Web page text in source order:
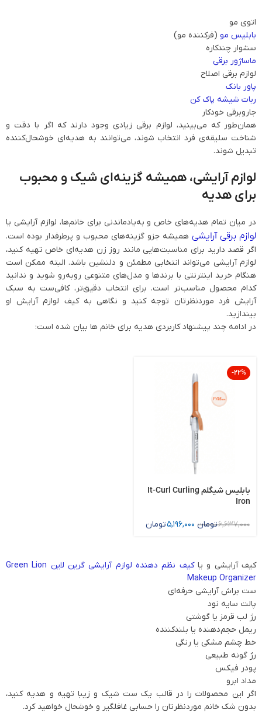
اتوی مو
بابلیس مو (فرکننده مو)
سشوار چندکاره
ماساژور برقی
لوازم برقی اصلاح
پاور بانک
ربات شیشه پاک‌ کن
جاروبرقی خودکار
همان‌طور که می‌بینید، لوازم برقی زیادی وجود دارند که اگر با دقت و
شناخت سلیقه‌ی فرد انتخاب شوند، می‌توانند به هدیه‌ای خوشحال‌کننده
تبدیل شوند.
لوازم آرایشی، همیشه گزینه‌ای شیک و محبوب
برای هدیه
در میان تمام هدیه‌های خاص و به‌یادماندنی برای خانم‌ها، لوازم آرایشی یا
لوازم برقی آرایشی همیشه جزو گزینه‌های محبوب و پرطرفدار بوده است.
اگر قصد دارید برای مناسبت‌هایی مانند روز زن هدیه‌ای خاص تهیه کنید،
لوازم آرایشی می‌تواند انتخابی مطمئن و دلنشین باشد. البته ممکن است
هنگام خرید اینترنتی با برندها و مدل‌های متنوعی روبه‌رو شوید و ندانید
کدام محصول مناسب‌تر است. برای انتخاب دقیق‌تر، کافی‌ست به سبک
آرایش فرد موردنظرتان توجه کنید و نگاهی به کیف لوازم آرایش او
بیندازید.
در ادامه چند پیشنهاد کاربردی هدیه برای خانم ها بیان شده است:
-22%
بابلیس شیگلم It-Curl Curling
Iron
6,637,000تومان 5,196,000تومان
کیف آرایشی و یا
کیف نظم دهنده لوازم آرایشی گرین لاین Green Lion
Makeup Organizer
ست براش آرایشی حرفه‌ای
پالت سایه نود
رژ لب قرمز یا گوشتی
ریمل حجم‌دهنده یا بلندکننده
خط چشم مشکی یا رنگی
رژ گونه طبیعی
پودر فیکس
مداد ابرو
اگر این محصولات را در قالب یک ست شیک و زیبا تهیه و هدیه کنید،
بدون شک خانم موردنظرتان را حسابی غافلگیر و خوشحال خواهید کرد.